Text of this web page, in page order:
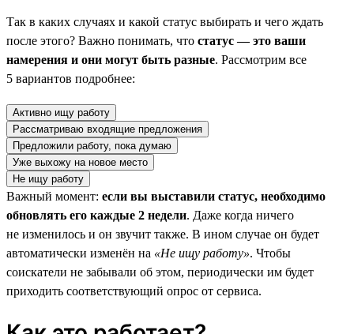
Так в каких случаях и какой статус выбирать и чего ждать
после этого? Важно понимать, что статус — это ваши
намерения и они могут быть разные. Рассмотрим все
5 вариантов подробнее:
Активно ищу работу
Рассматриваю входящие предложения
Предложили работу, пока думаю
Уже выхожу на новое место
Не ищу работу
Важный момент: если вы выставили статус, необходимо
обновлять его каждые 2 недели. Даже когда ничего
не изменилось и он звучит также. В ином случае он будет
автоматически изменён на «Не ищу работу». Чтобы
соискатели не забывали об этом, периодически им будет
приходить соответствующий опрос от сервиса.